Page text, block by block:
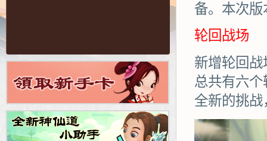
备。本次
轮回战场
新增轮回
总共有六
全新的挑